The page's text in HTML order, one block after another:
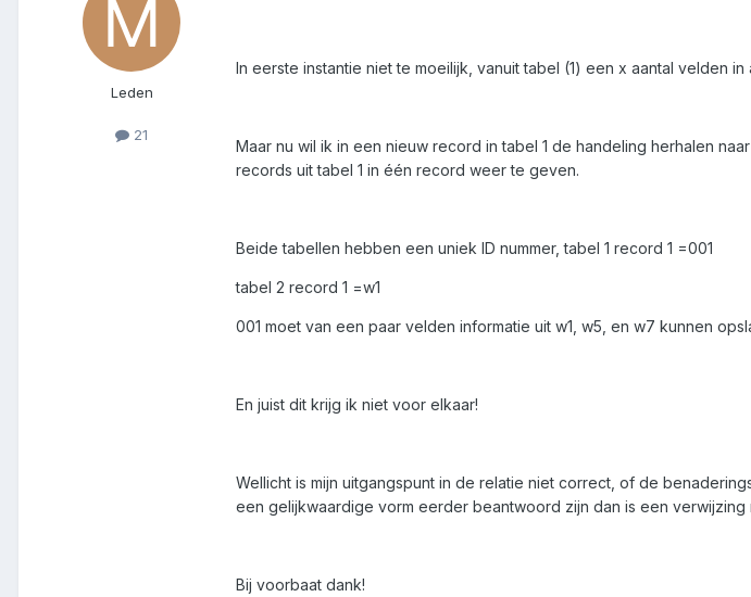
Leden
21
In eerste instantie niet te moeilijk, vanuit tabel (1) een x aantal velden
Maar nu wil ik in een nieuw record in tabel 1 de handeling herhalen
records uit tabel 1 in één record weer te geven.
Beide tabellen hebben een uniek ID nummer, tabel 1 record 1 =001
tabel 2 record 1 =w1
001 moet van een paar velden informatie uit w1, w5, en w7 kunnen
En juist dit krijg ik niet voor elkaar!
Wellicht is mijn uitgangspunt in de relatie niet correct, of de
een gelijkwaardige vorm eerder beantwoord zijn dan is een verwijzing
Bij voorbaat dank!